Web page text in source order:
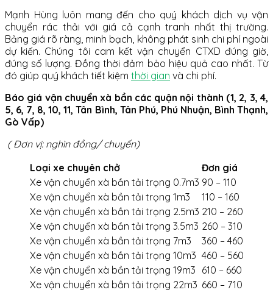
Mạnh Hùng luôn mang đến cho quý khách dịch vụ vận
chuyển rác thải với giá cả cạnh tranh nhất thị trường.
Bảng giá rõ ràng, minh bạch, không phát sinh chi phí ngoài
dự kiến. Chúng tôi cam kết vận chuyển CTXD đúng giờ,
đúng số lượng. Đồng thời đảm bảo hiệu quả cao nhất. Từ
đó giúp quý khách tiết kiệm thời gian và chi phí.
Báo giá vận chuyển xà bần các quận nội thành (1, 2, 3, 4,
5, 6, 7, 8, 10, 11, Tân Bình, Tân Phú, Phú Nhuận, Bình Thạnh,
Gò Vấp)
( Đơn vị: nghìn đồng/ chuyến)
Loại xe chuyên chở
Đơn giá
Xe vận chuyển xà bần tải trọng 0.7m3 90 – 110
Xe vận chuyển xà bần tải trọng 1m3
110 – 160
Xe vận chuyển xà bần tải trọng 2.5m3 210 – 260
Xe vận chuyển xà bần tải trọng 3.5m3 260 – 310
Xe vận chuyển xà bần tải trọng 7m3
360 – 460
Xe vận chuyển xà bần tải trọng 10m3 460 – 560
Xe vận chuyển xà bần tải trọng 19m3 610 – 660
Xe vận chuyển xà bần tải trọng 22m3 660 – 710